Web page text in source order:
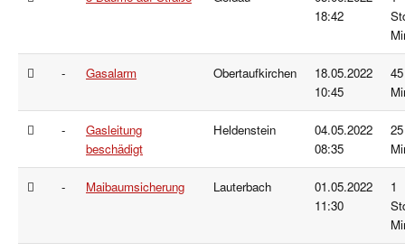
18:42
- Gasalarm Obertaufkirchen
18.05.2022
10:45
45
-
Gasleitung
beschädigt
Heldenstein
04.05.2022
08:35
25
- Maibaumsicherung Lauterbach
01.05.2022
11:30
1